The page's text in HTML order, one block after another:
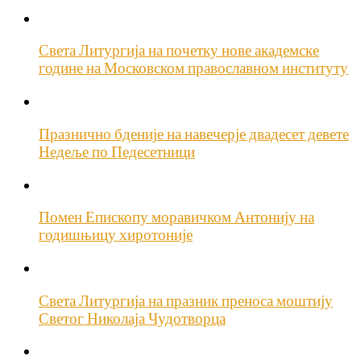
Света Литургија на почетку нове академске
године на Московском православном институту
Празнично бденије на навечерје двадесет девете
Недеље по Педесетници
Помен Епископу моравичком Антонију на
годишњицу хиротоније
Света Литургија на празник преноса моштију
Светог Николаја Чудотворца